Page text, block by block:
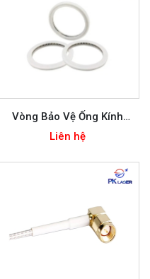
Vòng Bảo Vệ Ống Kính
Raytool
Liên hệ